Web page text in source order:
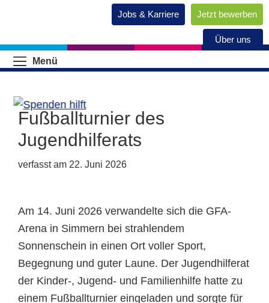
Menü
Jetzt bewerben
Jobs & Karriere
Über uns
Fußballturnier des
Jugendhilferats
verfasst am 22. Juni 2026
Am 14. Juni 2026 verwandelte sich die GFA-
Arena in Simmern bei strahlendem
Sonnenschein in einen Ort voller Sport,
Begegnung und guter Laune. Der Jugendhilferat
der Kinder-, Jugend- und Familienhilfe hatte zu
einem Fußballturnier eingeladen und sorgte für